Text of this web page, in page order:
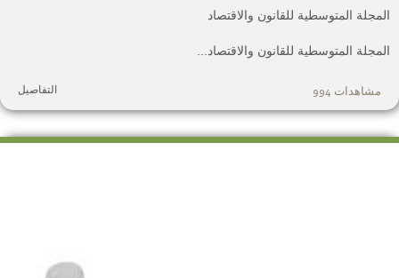
المتوسطية للقانون والاقتصاد
المتوسطية للقانون والاقتصاد...
مشاهدات 994 التفاصيل